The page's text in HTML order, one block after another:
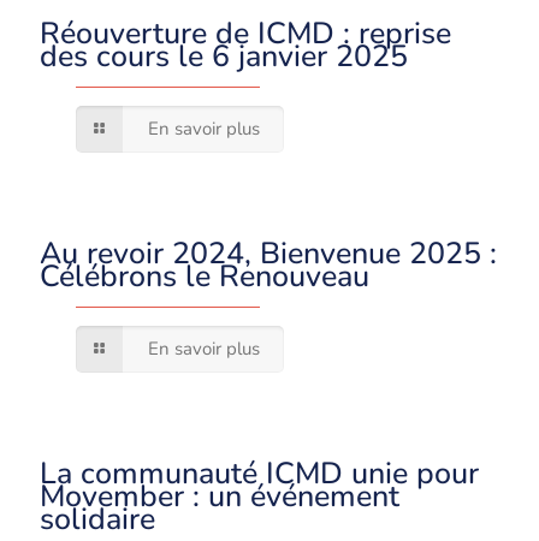
Réouverture de ICMD : reprise
des cours le 6 janvier 2025
En savoir plus
Au revoir 2024, Bienvenue 2025 :
Célébrons le Renouveau
En savoir plus
La communauté ICMD unie pour
Movember : un événement
solidaire